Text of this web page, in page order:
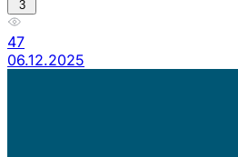
3
47
06.12.2025